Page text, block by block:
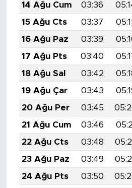
14 Ağu Cum
03:36
15 Ağu Cts
03:37
16 Ağu Paz
03:39
17 Ağu Pts
03:40
18 Ağu Sal
03:42
19 Ağu Çar
03:43
20 Ağu Per
03:45
21 Ağu Cum
03:46
22 Ağu Cts
03:48
23 Ağu Paz
03:49
24 Ağu Pts
03:50